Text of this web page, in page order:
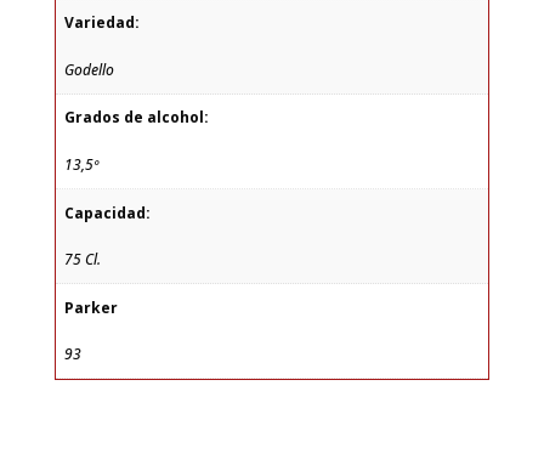
Variedad:
Godello
Grados de alcohol:
13,5º
Capacidad:
75 Cl.
Parker
93